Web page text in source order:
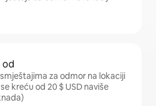
od
za odmor na lokaciji
kreću od 20 $ USD naviše